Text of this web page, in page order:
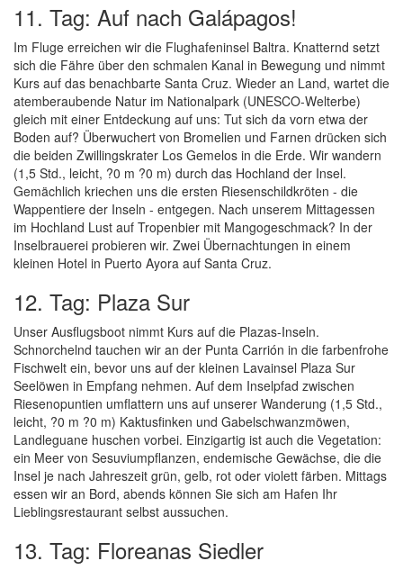
11. Tag: Auf nach Galápagos!
Im Fluge erreichen wir die Flughafeninsel Baltra. Knatternd setzt
sich die Fähre über den schmalen Kanal in Bewegung und nimmt
Kurs auf das benachbarte Santa Cruz. Wieder an Land, wartet die
atemberaubende Natur im Nationalpark (UNESCO-Welterbe)
gleich mit einer Entdeckung auf uns: Tut sich da vorn etwa der
Boden auf? Überwuchert von Bromelien und Farnen drücken sich
die beiden Zwillingskrater Los Gemelos in die Erde. Wir wandern
(1,5 Std., leicht, ?0 m ?0 m) durch das Hochland der Insel.
Gemächlich kriechen uns die ersten Riesenschildkröten - die
Wappentiere der Inseln - entgegen. Nach unserem Mittagessen
im Hochland Lust auf Tropenbier mit Mangogeschmack? In der
Inselbrauerei probieren wir. Zwei Übernachtungen in einem
kleinen Hotel in Puerto Ayora auf Santa Cruz.
12. Tag: Plaza Sur
Unser Ausflugsboot nimmt Kurs auf die Plazas-Inseln.
Schnorchelnd tauchen wir an der Punta Carrión in die farbenfrohe
Fischwelt ein, bevor uns auf der kleinen Lavainsel Plaza Sur
Seelöwen in Empfang nehmen. Auf dem Inselpfad zwischen
Riesenopuntien umflattern uns auf unserer Wanderung (1,5 Std.,
leicht, ?0 m ?0 m) Kaktusfinken und Gabelschwanzmöwen,
Landleguane huschen vorbei. Einzigartig ist auch die Vegetation:
ein Meer von Sesuviumpflanzen, endemische Gewächse, die die
Insel je nach Jahreszeit grün, gelb, rot oder violett färben. Mittags
essen wir an Bord, abends können Sie sich am Hafen Ihr
Lieblingsrestaurant selbst aussuchen.
13. Tag: Floreanas Siedler